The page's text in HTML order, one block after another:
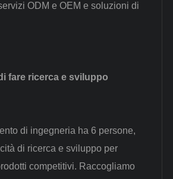
ODM e OEM e soluzioni di
fare ricerca e sviluppo
di ingegneria ha 6 persone,
di ricerca e sviluppo per
competitivi. Raccogliamo